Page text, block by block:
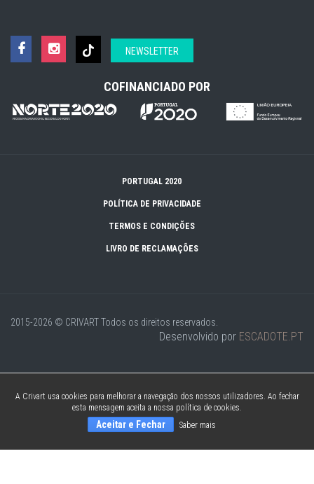
NEWSLETTER
COFINANCIADO POR
PORTUGAL 2020
POLÍTICA DE PRIVACIDADE
TERMOS E CONDIÇÕES
LIVRO DE RECLAMAÇÕES
2015-2026 © CRIVARTTodos os direitos reservados.
Desenvolvido por ESCADOTE.PT
A Crivart usa cookies para melhorar a navegação dos nossos utilizadores. Ao fechar
esta mensagem aceita a nossa política de cookies.
Aceitar e Fechar Saber mais